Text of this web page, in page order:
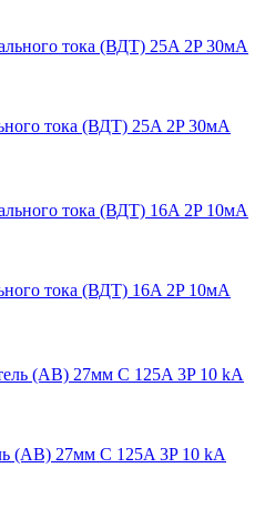
тока (ВДТ) 25A 2P 30мА
тока (ВДТ) 16A 2P 10мА
(АВ) 27мм C 125A 3P 10 kA